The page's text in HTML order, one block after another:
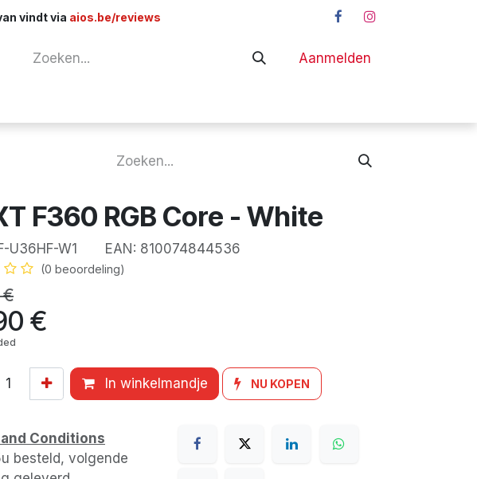
vindt via aios.be/reviews
Aanmelden
F360 RGB Core - White
U36HF-W1 EAN: 810074844536
(0 beoordeling)
€
€
In winkelmandje NU KOPEN
Conditions
besteld, volgende